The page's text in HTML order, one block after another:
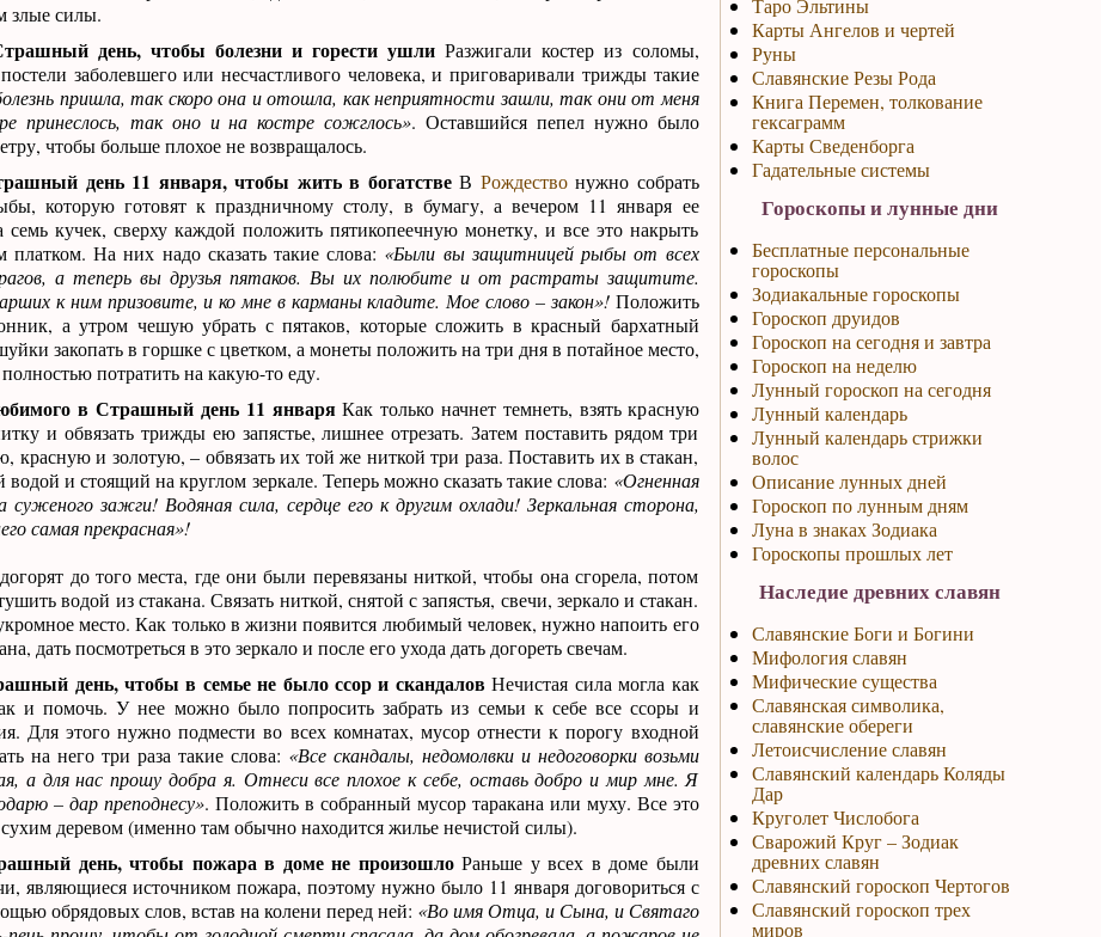
злые силы.
день, чтобы болезни и горести ушли Разжигали костер из соломы,
заболевшего или несчастливого человека, и приговаривали трижды такие
пришла, так скоро она и отошла, как неприятности зашли, так они от меня
принеслось, так оно и на костре сожглось». Оставшийся пепел нужно было
чтобы больше плохое не возвращалось.
день 11 января, чтобы жить в богатствеВ Рождествонужно собрать
которую готовят к праздничному столу, в бумагу, а вечером 11 января ее
семь кучек, сверху каждой положить пятикопеечную монетку, и все это накрыть
На них надо сказать такие слова: «Были вы защитницей рыбы от всех
а теперь вы друзья пятаков. Вы их полюбите и от растраты защитите.
к ним призовите, и ко мне в карманы кладите. Мое слово – закон»!Положить
а утром чешую убрать с пятаков, которые сложить в красный бархатный
закопать в горшке с цветком, а монеты положить на три дня в потайное место,
потратить на какую-то еду.
в Страшный день 11 январяКак только начнет темнеть, взять красную
и обвязать трижды ею запястье, лишнее отрезать. Затем поставить рядом три
красную и золотую, – обвязать их той же ниткой три раза. Поставить их в стакан,
и стоящий на круглом зеркале. Теперь можно сказать такие слова: «Огненная
суженого зажги! Водяная сила, сердце его к другим охлади! Зеркальная сторона,
самая прекрасная»!
до того места, где они были перевязаны ниткой, чтобы она сгорела, потом
водой из стакана. Связать ниткой, снятой с запястья, свечи, зеркало и стакан.
место. Как только в жизни появится любимый человек, нужно напоить его
дать посмотреться в это зеркало и после его ухода дать догореть свечам.
день, чтобы в семье не было ссор и скандаловНечистая сила могла как
и помочь. У нее можно было попросить забрать из семьи к себе все ссоры и
Для этого нужно подмести во всех комнатах, мусор отнести к порогу входной
на него три раза такие слова: «Все скандалы, недомолвки и недоговорки возьми
а для нас прошу добра я. Отнеси все плохое к себе, оставь добро и мир мне. Я
– дар преподнесу». Положить в собранный мусор таракана или муху. Все это
сухим деревом (именно там обычно находится жилье нечистой силы).
день, чтобы пожара в доме не произошлоРаньше у всех в доме были
являющиеся источником пожара, поэтому нужно было 11 января договориться с
обрядовых слов, встав на колени перед ней: «Во имя Отца, и Сына, и Святаго
Таро Эльтины
Карты Ангелов и чертей
Руны
Славянские Резы Рода
Книга Перемен, толкование
гексаграмм
Карты Сведенборга
Гадательные системы
Гороскопы и лунные дни
Бесплатные персональные
гороскопы
Зодиакальные гороскопы
Гороскоп друидов
Гороскоп на сегодня и завтра
Гороскоп на неделю
Лунный гороскоп на сегодня
Лунный календарь
Лунный календарь стрижки
волос
Описание лунных дней
Гороскоп по лунным дням
Луна в знаках Зодиака
Гороскопы прошлых лет
Наследие древних славян
Славянские Боги и Богини
Мифология славян
Мифические существа
Славянская символика,
славянские обереги
Летоисчисление славян
Славянский календарь Коляды
Дар
Круголет Числобога
Сварожий Круг – Зодиак
древних славян
Славянский гороскоп Чертогов
Славянский гороскоп трех
миров